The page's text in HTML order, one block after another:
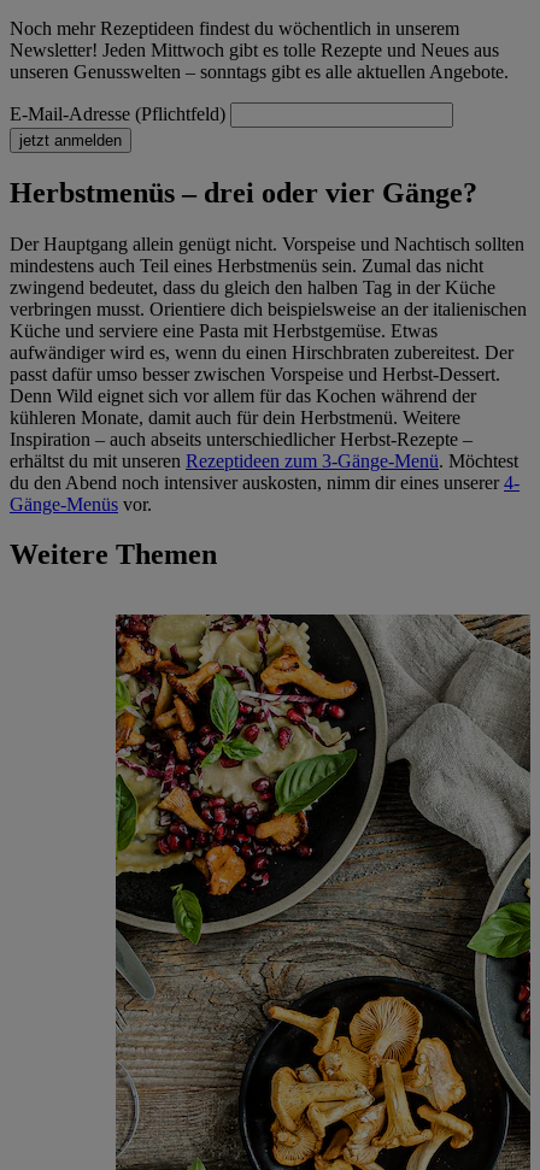
Noch mehr Rezeptideen findest du wöchentlich in unserem
Newsletter! Jeden Mittwoch gibt es tolle Rezepte und Neues aus
unseren Genusswelten – sonntags gibt es alle aktuellen Angebote.
E-Mail-Adresse (Pflichtfeld)
jetzt anmelden
Herbstmenüs – drei oder vier Gänge?
Der Hauptgang allein genügt nicht. Vorspeise und Nachtisch sollten
mindestens auch Teil eines Herbstmenüs sein. Zumal das nicht
zwingend bedeutet, dass du gleich den halben Tag in der Küche
verbringen musst. Orientiere dich beispielsweise an der italienischen
Küche und serviere eine Pasta mit Herbstgemüse. Etwas
aufwändiger wird es, wenn du einen Hirschbraten zubereitest. Der
passt dafür umso besser zwischen Vorspeise und Herbst-Dessert.
Denn Wild eignet sich vor allem für das Kochen während der
kühleren Monate, damit auch für dein Herbstmenü. Weitere
Inspiration – auch abseits unterschiedlicher Herbst-Rezepte –
erhältst du mit unseren Rezeptideen zum 3-Gänge-Menü. Möchtest
du den Abend noch intensiver auskosten, nimm dir eines unserer4-
Gänge-Menüs vor.
Weitere Themen